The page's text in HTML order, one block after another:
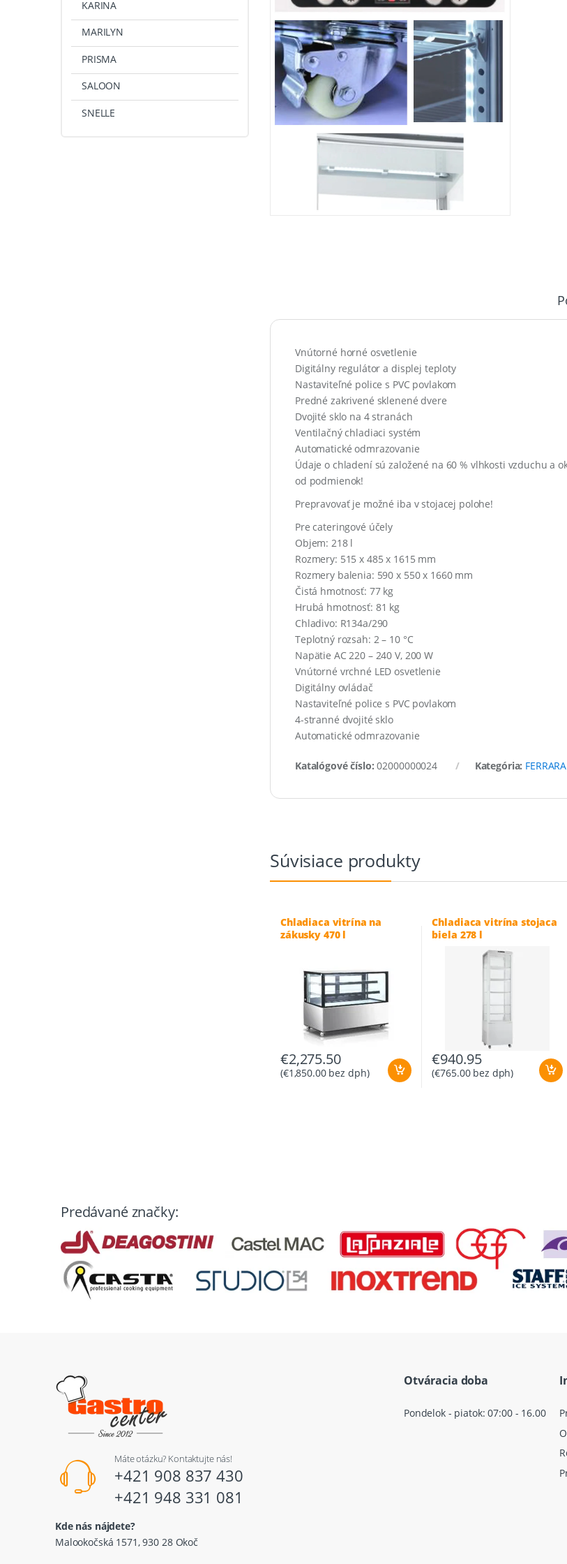
Vnútorné horné osvetlenie
Digitálny regulátor a displej teploty
Nastaviteľné police s PVC povlakom
Predné zakrivené sklenené dvere
Dvojité sklo na 4 stranách
Ventilačný chladiaci systém
Automatické odmrazovanie
Údaje o chladení sú založené na 60 % vlhkosti vzduchu a
od podmienok!
Prepravovať je možné iba v stojacej polohe!
Pre cateringové účely
Objem: 218 l
Rozmery: 515 x 485 x 1615 mm
Rozmery balenia: 590 x 550 x 1660 mm
Čistá hmotnosť: 77 kg
Hrubá hmotnosť: 81 kg
Chladivo: R134a/290
Teplotný rozsah: 2 – 10 °C
Napätie AC 220 – 240 V, 200 W
Vnútorné vrchné LED osvetlenie
Digitálny ovládač
Nastaviteľné police s PVC povlakom
4-stranné dvojité sklo
Automatické odmrazovanie
Katalógové číslo:02000000024 Kategória: FERRARA
Súvisiace produkty
Chladiaca vitrína na
zákusky 470 l
€2,275.50
(€1,850.00bez dph)
Chladiaca vitrína stojaca
biela 278 l
€940.95
(€765.00bez dph)
KARINA
MARILYN
PRISMA
SALOON
SNELLE
Predávané značky:
Máte otázku? Kontaktujte nás!
+421 908 837 430
+421 948 331 081
Kde nás nájdete?
Malookočská 1571, 930 28 Okoč
Otváracia doba
Pondelok - piatok: 07:00 - 16.00